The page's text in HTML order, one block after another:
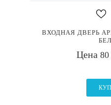
ВХОДНАЯ ДВЕРЬ
Цена 80